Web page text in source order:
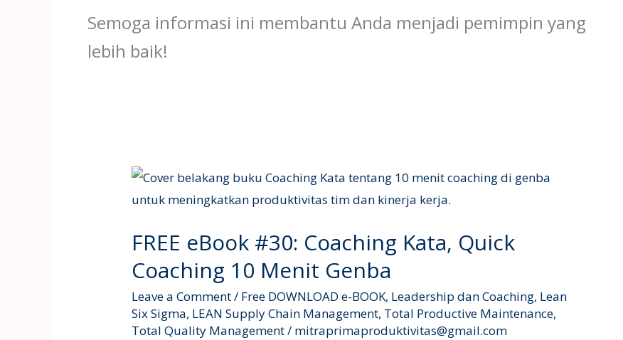
Semoga informasi ini membantu Anda menjadi pemimpin yang
lebih baik!
FREE eBook #30: Coaching Kata, Quick
Coaching 10 Menit Genba
Leave a Comment/ Free DOWNLOAD e-BOOK, Leadership dan Coaching, Lean
Six Sigma, LEAN Supply Chain Management, Total Productive Maintenance,
Total Quality Management/ mitraprimaproduktivitas@gmail.com
FREE
eBook
Coaching
Kata,
Coaching
10